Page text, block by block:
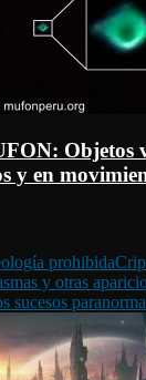
Objetos
y en
prohibida
y otras
sucesos